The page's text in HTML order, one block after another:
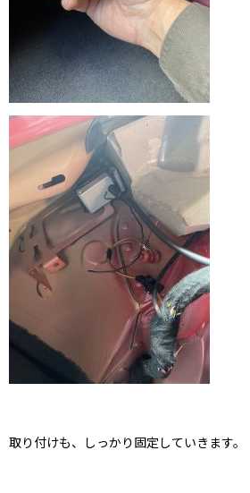
取り付けも、しっかり固定していきます。